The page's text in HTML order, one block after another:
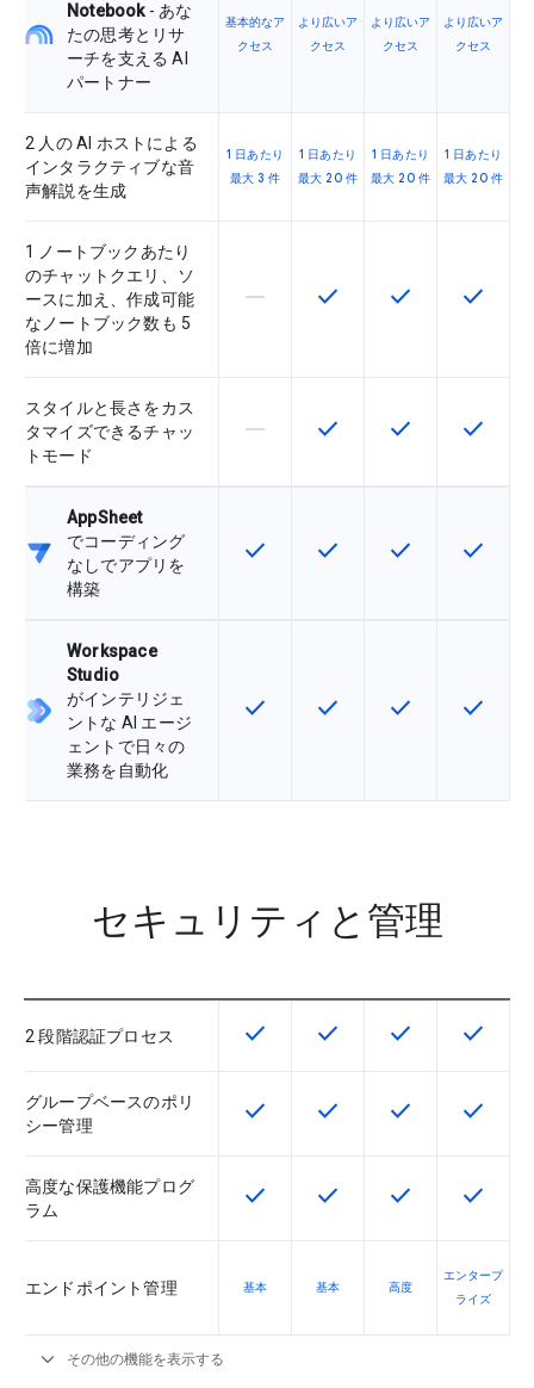
Notebook- あな
たの思考とリサ
ーチを支える AI
パートナー
基本的なア
クセス
より広いア
クセス
より広いア
クセス
より広いア
クセス
2 人の AI ホストによる
インタラクティブな音
声解説を生成
1 日あたり
最大 3 件
1 日あたり
最大 20 件
1 日あたり
最大 20 件
1 日あたり
最大 20 件
1 ノートブックあたり
のチャットクエリ、ソ
ースに加え、作成可能
なノートブック数も 5
倍に増加
この機能は該当の SKU でサポー
horizontal_rule この機能は該当の SKU
check この機能は該当
check この機
check
スタイルと長さをカス
タマイズできるチャッ
トモード
この機能は該当の SKU でサポー
horizontal_rule この機能は該当の SKU
check この機能は該当
check この機
check
AppSheet
でコーディング
なしでアプリを
構築
この機能は該当の SKU で利用で
check この機能は該当の SKU
check この機能は該当
check この機
check
Workspace
Studio
がインテリジェ
ントな AI エージ
ェントで日々の
業務を自動化
この機能は該当の SKU で利用で
check この機能は該当の SKU
check この機能は該当
check この機
check
セキュリティと管理
2 段階認証プロセス この機能は該当の SKU で利用で
check この機能は該当の SKU
check この機能は該当
check この機
check
グループベースのポリ
シー管理
この機能は該当の SKU で利用で
check この機能は該当の SKU
check この機能は該当
check この機
check
高度な保護機能プログ
ラム
この機能は該当の SKU で利用で
check この機能は該当の SKU
check この機能は該当
check この機
check
エンドポイント管理 基本 基本 高度
エンタープ
ライズ
expand_more その他の機能を表示する